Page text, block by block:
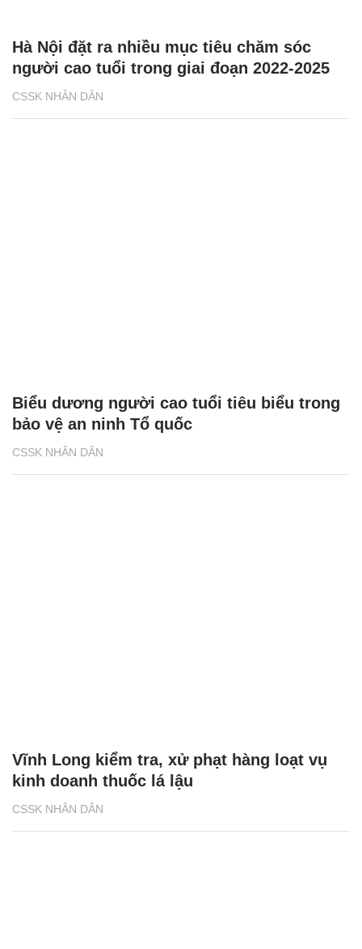
CSSK NHÂN DÂN
Hà Nội đặt ra nhiều mục tiêu chăm sóc
người cao tuổi trong giai đoạn 2022-2025
CSSK NHÂN DÂN
Biểu dương người cao tuổi tiêu biểu trong
bảo vệ an ninh Tổ quốc
CSSK NHÂN DÂN
Vĩnh Long kiểm tra, xử phạt hàng loạt vụ
kinh doanh thuốc lá lậu